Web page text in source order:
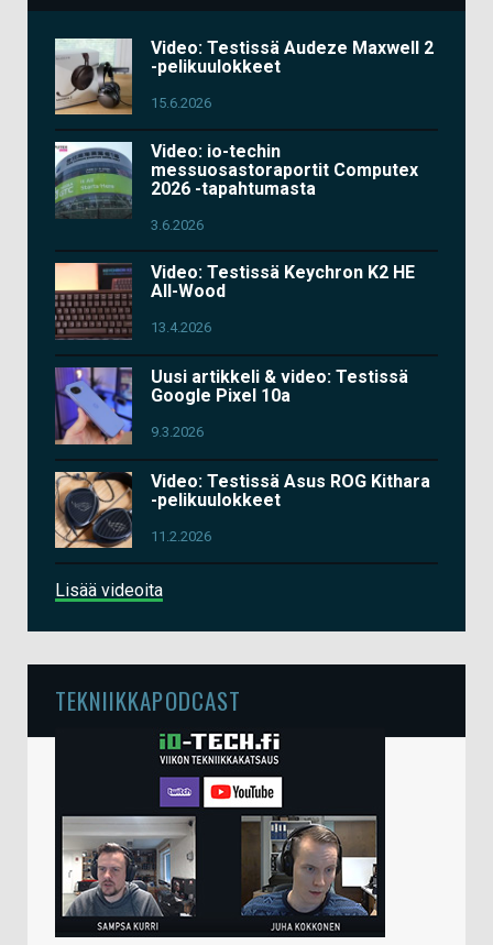
Video: Testissä Audeze Maxwell 2
-pelikuulokkeet
15.6.2026
Video: io-techin
messuosastoraportit Computex
2026 -tapahtumasta
3.6.2026
Video: Testissä Keychron K2 HE
All-Wood
13.4.2026
Uusi artikkeli & video: Testissä
Google Pixel 10a
9.3.2026
Video: Testissä Asus ROG Kithara
-pelikuulokkeet
11.2.2026
Lisää videoita
TEKNIIKKAPODCAST